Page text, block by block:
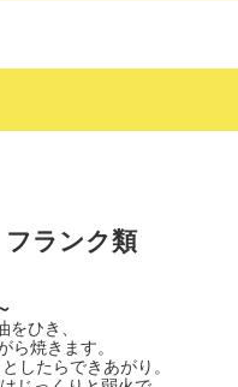
フランク類
ひき、
ら焼きます。
したらできあがり。